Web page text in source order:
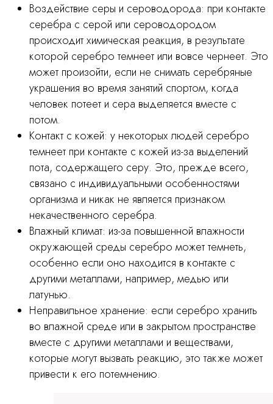
Воздействие серы и сероводорода: при контакте
серебра с серой или сероводородом
происходит химическая реакция, в результате
которой серебро темнеет или вовсе чернеет. Это
может произойти, если не снимать серебряные
украшения во время занятий спортом, когда
человек потеет и сера выделяется вместе с
потом.
Контакт с кожей: у некоторых людей серебро
темнеет при контакте с кожей из-за выделений
пота, содержащего серу. Это, прежде всего,
связано с индивидуальными особенностями
организма и никак не является признаком
некачественного серебра.
Влажный климат: из-за повышенной влажности
окружающей среды серебро может темнеть,
особенно если оно находится в контакте с
другими металлами, например, медью или
латунью.
Неправильное хранение: если серебро хранить
во влажной среде или в закрытом пространстве
вместе с другими металлами и веществами,
которые могут вызвать реакцию, это также может
привести к его потемнению.